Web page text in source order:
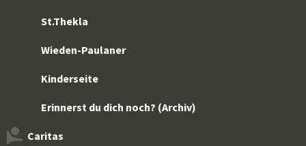
St.Thekla
Wieden-Paulaner
Kinderseite
Erinnerst du dich noch? (Archiv)
Caritas